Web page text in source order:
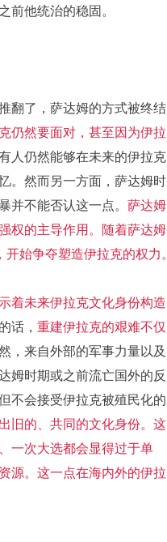
他统治的稳固。
翻了，萨达姆的方式被终结
仍然要面对，甚至因为伊拉
人仍然能够在未来的伊拉克
。然而另一方面，萨达姆时
不能否认这一点。 萨达姆
权的主导作用。随着萨达姆
始争夺塑造伊拉克的权力。
着未来伊拉克文化身份构造
话， 重建伊拉克的艰难不仅
，来自外部的军事力量以及
姆时期或之前流亡国外的反
不会接受伊拉克被殖民化的
旧的、共同的文化身份。这
一次大选都会显得过于单
源。这一点在海内外的伊拉